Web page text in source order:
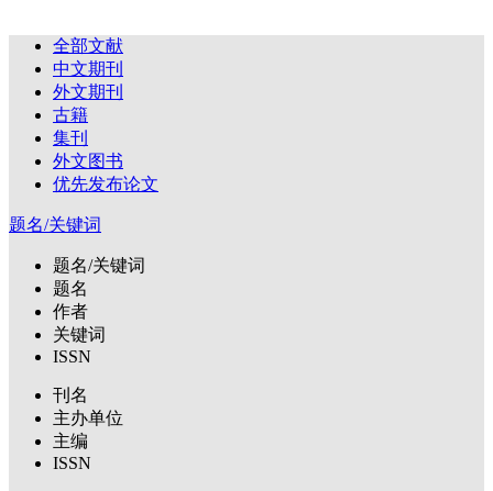
全部文献
中文期刊
外文期刊
古籍
集刊
外文图书
优先发布论文
题名/关键词
题名/关键词
题名
作者
关键词
ISSN
刊名
主办单位
主编
ISSN